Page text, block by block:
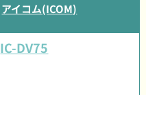
アイコム(ICOM)
IC-DV75